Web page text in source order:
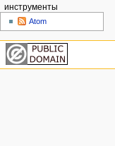
инструменты
Atom